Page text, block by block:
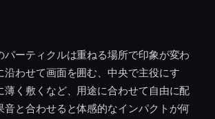
パーティクルは重ねる場所で印象が変わ
沿わせて画面を囲む、中央で主役にす
薄く敷くなど、用途に合わせて自由に配
音と合わせると体感的なインパクトが何